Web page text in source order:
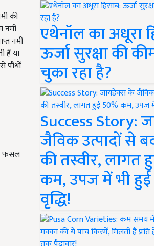
की
नमी
नमी
हैं या
पौधों
फसल
एथेनॉल का अधूरा
ऊर्जा सुरक्षा की
चुका रहा है?
Success Story:
जैविक उत्पादों से
की तस्वीर, लागत
कम, उपज में भी हुई
वृद्धि!